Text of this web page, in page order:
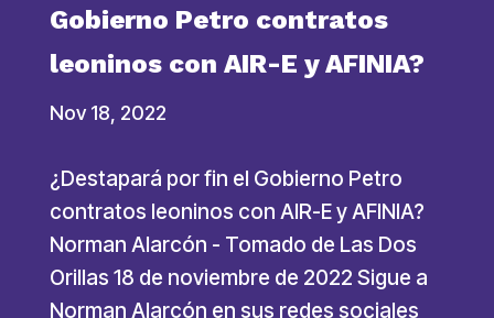
Gobierno Petro contratos
leoninos con AIR-E y AFINIA?
Nov 18, 2022
¿Destapará por fin el Gobierno Petro
contratos leoninos con AIR-E y AFINIA?
Norman Alarcón - Tomado de Las Dos
Orillas 18 de noviembre de 2022 Sigue a
Norman Alarcón en sus redes sociales